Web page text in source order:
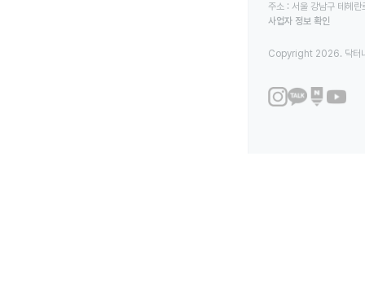
주소 : 서울 강남구 테헤
사업자 정보 확인
Copyright 2026. 닥터